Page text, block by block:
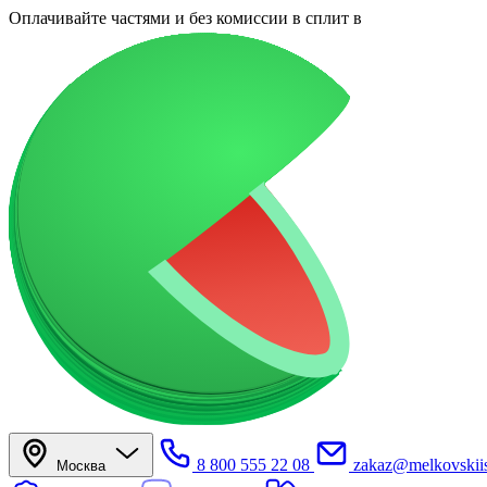
Оплачивайте частями и без комиссии в сплит в
Москва 8 800 555 22 08